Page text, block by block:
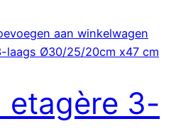
aan winkelwagen
etagère 3-